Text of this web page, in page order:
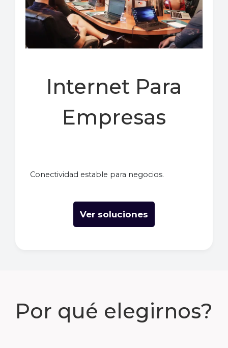
Internet Para
Empresas
Conectividad estable para negocios.
Ver soluciones
Por qué elegirnos?